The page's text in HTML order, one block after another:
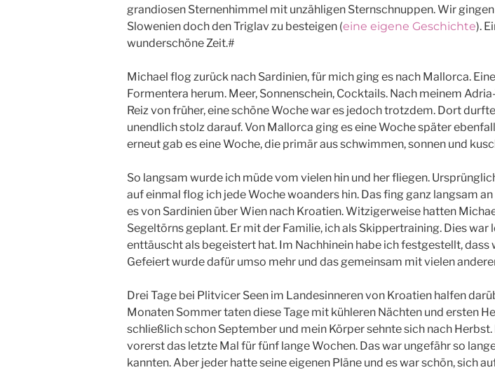
grandiosen Sternenhimmel mit unzähligen Sternschnuppen. Wir
Slowenien doch den Triglav zu besteigen (eine eigene Geschichte).
wunderschöne Zeit.#
Michael flog zurück nach Sardinien, für mich ging es nach Mallorca.
Formentera herum. Meer, Sonnenschein, Cocktails. Nach meinem
Reiz von früher, eine schöne Woche war es jedoch trotzdem. Dort
unendlich stolz darauf. Von Mallorca ging es eine Woche später
erneut gab es eine Woche, die primär aus schwimmen, sonnen und
So langsam wurde ich müde vom vielen hin und her fliegen.
auf einmal flog ich jede Woche woanders hin. Das fing ganz langsam
es von Sardinien über Wien nach Kroatien. Witzigerweise hatten
Segeltörns geplant. Er mit der Familie, ich als Skippertraining. Dies
enttäuscht als begeistert hat. Im Nachhinein habe ich festgestellt, dass
Gefeiert wurde dafür umso mehr und das gemeinsam mit vielen
Drei Tage bei Plitvicer Seen im Landesinneren von Kroatien halfen
Monaten Sommer taten diese Tage mit kühleren Nächten und ersten
schließlich schon September und mein Körper sehnte sich nach
vorerst das letzte Mal für fünf lange Wochen. Das war ungefähr so
kannten. Aber jeder hatte seine eigenen Pläne und es war schön, sich